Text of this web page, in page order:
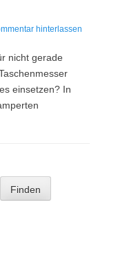
hinterlassen
nicht gerade
einsetzen? In
Finden